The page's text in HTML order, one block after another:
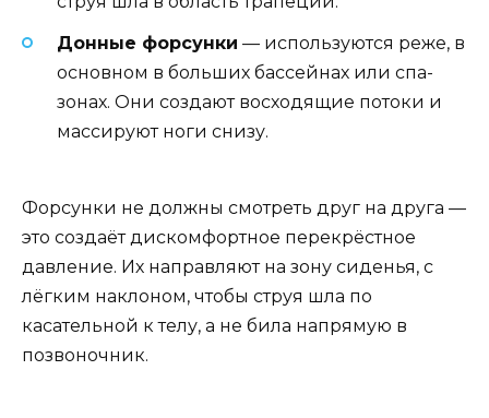
Донные форсунки — используются реже, в
основном в больших бассейнах или спа-
зонах. Они создают восходящие потоки и
массируют ноги снизу.
Форсунки не должны смотреть друг на друга —
это создаёт дискомфортное перекрёстное
давление. Их направляют на зону сиденья, с
лёгким наклоном, чтобы струя шла по
касательной к телу, а не била напрямую в
позвоночник.